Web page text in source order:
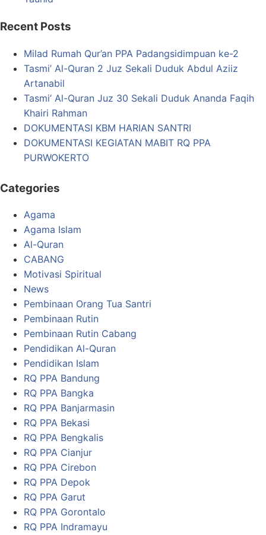
Recent Posts
Milad Rumah Qur’an PPA Padangsidimpuan ke-2
Tasmi’ Al-Quran 2 Juz Sekali Duduk Abdul Aziiz
Artanabil
Tasmi’ Al-Quran Juz 30 Sekali Duduk Ananda Faqih
Khairi Rahman
DOKUMENTASI KBM HARIAN SANTRI
DOKUMENTASI KEGIATAN MABIT RQ PPA
PURWOKERTO
Categories
Agama
Agama Islam
Al-Quran
CABANG
Motivasi Spiritual
News
Pembinaan Orang Tua Santri
Pembinaan Rutin
Pembinaan Rutin Cabang
Pendidikan Al-Quran
Pendidikan Islam
RQ PPA Bandung
RQ PPA Bangka
RQ PPA Banjarmasin
RQ PPA Bekasi
RQ PPA Bengkalis
RQ PPA Cianjur
RQ PPA Cirebon
RQ PPA Depok
RQ PPA Garut
RQ PPA Gorontalo
RQ PPA Indramayu